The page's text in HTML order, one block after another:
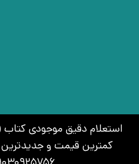
استعلام دقیق موجودی